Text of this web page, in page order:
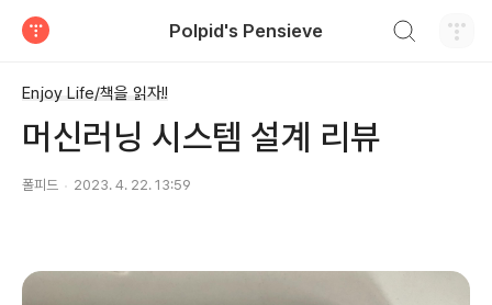
Polpid's Pensieve
Enjoy Life/책을 읽자!!
머신러닝 시스템 설계 리뷰
폴피드 2023. 4. 22. 13:59